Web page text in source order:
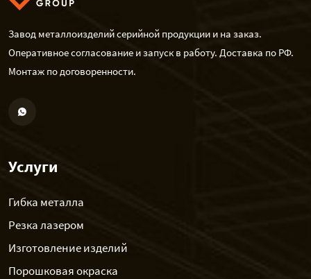
Завод металлоизделий серийной продукции и на заказ.
Оперативное согласование и запуск в работу. Доставка по РФ.
Монтаж по договоренности.
Услуги
Гибка металла
Резка лазером
Изготовление изделий
Порошковая окраска